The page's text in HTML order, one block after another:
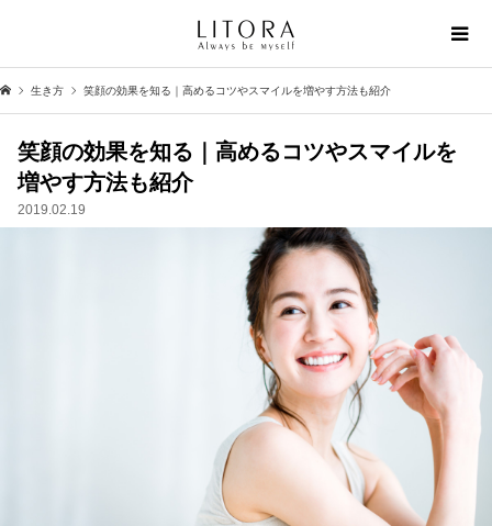
生き方 笑顔の効果を知る｜高めるコツやスマイルを増やす方法も紹介
笑顔の効果を知る｜高めるコツやスマイルを
増やす方法も紹介
2019.02.19